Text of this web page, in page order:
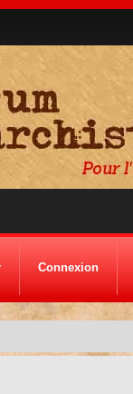
Connexion